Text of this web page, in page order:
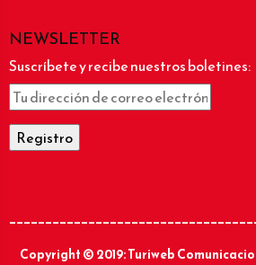
NEWSLETTER
Suscríbete y recibe nuestros boletines:
Copyright © 2019: Turiweb